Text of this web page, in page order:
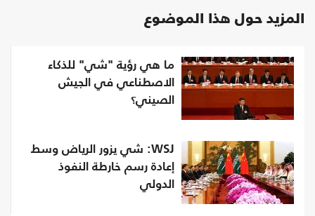
المزيد حول هذا الموضوع
ما هي رؤية "شي" للذكاء
الاصطناعي في الجيش
الصيني؟
WSJ: شي يزور الرياض وسط
إعادة رسم خارطة النفوذ
الدولي